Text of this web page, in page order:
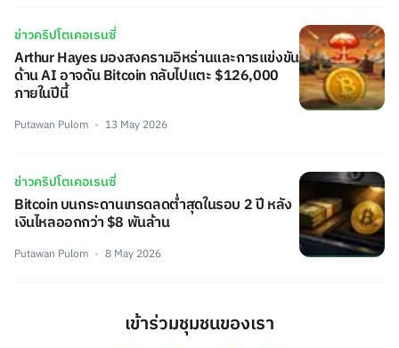
ข่าวคริปโตเคอเรนซี่
Arthur Hayes มองสงครามอิหร่านและการแข่งขัน
ด้าน AI อาจดัน Bitcoin กลับไปแตะ $126,000
ภายในปีนี้
Putawan Pulom 13 May 2026
ข่าวคริปโตเคอเรนซี่
Bitcoin บนกระดานเทรดลดต่ำสุดในรอบ 2 ปี หลัง
เงินไหลออกกว่า $8 พันล้าน
Putawan Pulom 8 May 2026
เข้าร่วมชุมชนของเรา